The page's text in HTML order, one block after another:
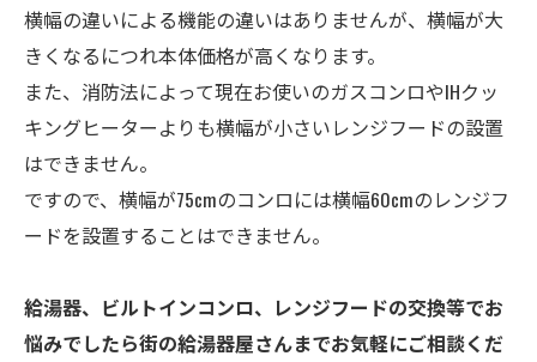
横幅の違いによる機能の違いはありませんが、横幅が大
きくなるにつれ本体価格が高くなります。
また、消防法によって現在お使いのガスコンロやIHクッ
キングヒーターよりも横幅が小さいレンジフードの設置
はできません。
ですので、横幅が75cmのコンロには横幅60cmのレンジフ
ードを設置することはできません。
給湯器、ビルトインコンロ、レンジフードの交換等でお
悩みでしたら街の給湯器屋さんまでお気軽にご相談くだ